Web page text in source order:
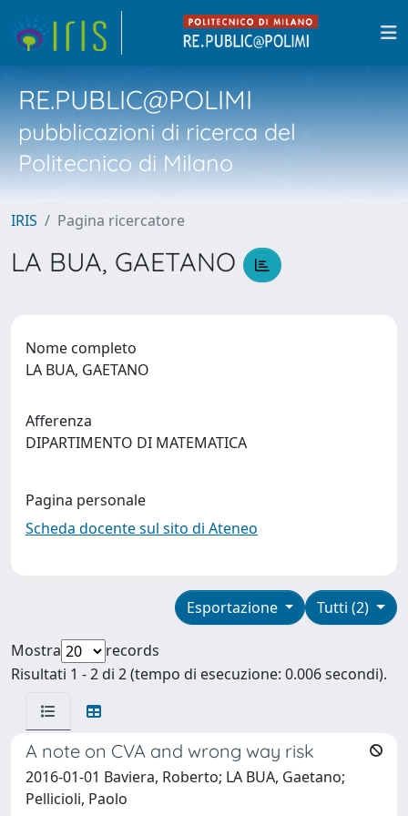
RE.PUBLIC@POLIMI
pubblicazioni di ricerca del
Politecnico di Milano
IRIS Pagina ricercatore
LA BUA, GAETANO
Nome completo
LA BUA, GAETANO
Afferenza
DIPARTIMENTO DI MATEMATICA
Pagina personale
Scheda docente sul sito di Ateneo
Tutti (2)
Esportazione
Mostra
records
Risultati 1 - 2 di 2 (tempo di esecuzione: 0.006 secondi).
A note on CVA and wrong way risk
2016-01-01 Baviera, Roberto; LA BUA, Gaetano;
Pellicioli, Paolo